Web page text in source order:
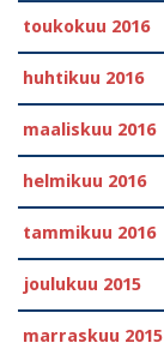
toukokuu 2016
huhtikuu 2016
maaliskuu 2016
helmikuu 2016
tammikuu 2016
joulukuu 2015
marraskuu 2015